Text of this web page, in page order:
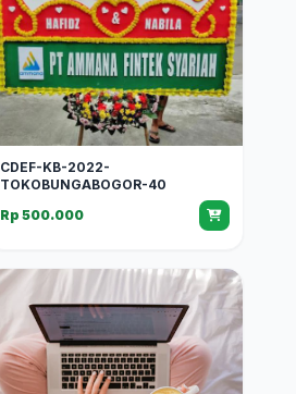
CDEF-KB-2022-
TOKOBUNGABOGOR-40
Rp 500.000